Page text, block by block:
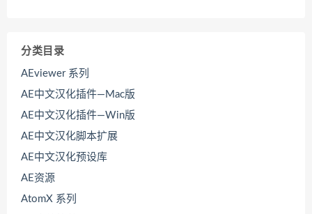
分类目录
AEviewer 系列
AE中文汉化插件—Mac版
AE中文汉化插件—Win版
AE中文汉化脚本扩展
AE中文汉化预设库
AE资源
AtomX 系列